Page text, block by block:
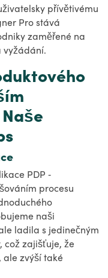
přívětivému
Pro stává
zaměřené na
vyžádání.
PDP ‑
procesu
naši
ladila s jedinečným
což zajišťuje, že
zvýší také